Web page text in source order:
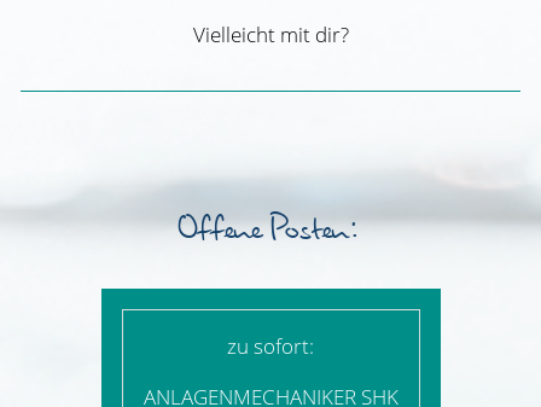
Vielleicht mit dir?
Offene Posten:
zu sofort:
ANLAGENMECHANIKER SHK